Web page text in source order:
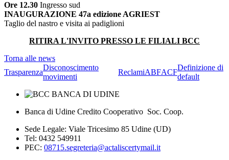
Ore 12.30 Ingresso sud
INAUGURAZIONE 47a edizione AGRIEST
Taglio del nastro e visita ai padiglioni
RITIRA L'INVITO PRESSO LE FILIALI BCC
Torna alle news
Trasparenza
Disconoscimento
movimenti
ReclamiABFACF
Definizione di
default
Banca di Udine Credito Cooperativo Soc. Coop.
Sede Legale: Viale Tricesimo 85 Udine (UD)
Tel: 0432 549911
PEC: 08715.segreteria@actaliscertymail.it